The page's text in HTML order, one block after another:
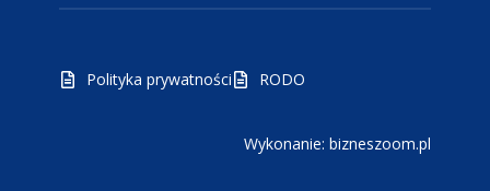
Polityka prywatności RODO
Wykonanie: bizneszoom.pl